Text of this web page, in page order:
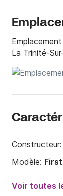
La Trinité-
Constructeur:
Modèle: First
Année:
Voir toutes